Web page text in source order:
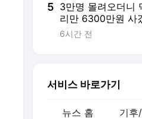
5 3만명 몰려오더니
리만 6300만원 사
는 축제 [페스티벌
6시간 전
서비스 바로가기
뉴스 홈 기후